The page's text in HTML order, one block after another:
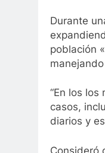
Durante
población
“En los
casos,
diarios y
Consideró